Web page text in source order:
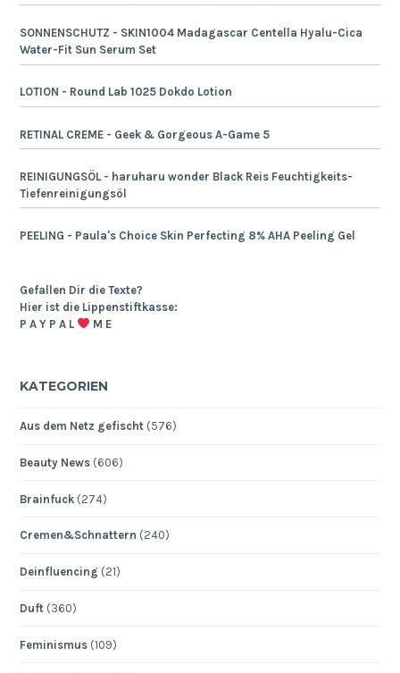
SONNENSCHUTZ - SKIN1004 Madagascar Centella Hyalu-Cica
Water-Fit Sun Serum Set
LOTION - Round Lab 1025 Dokdo Lotion
RETINAL CREME - Geek & Gorgeous A-Game 5
REINIGUNGSÖL - haruharu wonder Black Reis Feuchtigkeits-
Tiefenreinigungsöl
PEELING - Paula's Choice Skin Perfecting 8% AHA Peeling Gel
Gefallen Dir die Texte?
Hier ist die Lippenstiftkasse:
P A Y P A L
M E
KATEGORIEN
Aus dem Netz gefischt (576)
Beauty News (606)
Brainfuck (274)
Cremen&Schnattern (240)
Deinfluencing (21)
Duft (360)
Feminismus (109)